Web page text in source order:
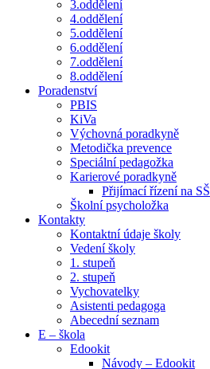
3.oddělení
4.oddělení
5.oddělení
6.oddělení
7.oddělení
8.oddělení
Poradenství
PBIS
KiVa
Výchovná poradkyně
Metodička prevence
Speciální pedagožka
Karierové poradkyně
Přijímací řízení na SŠ
Školní psycholožka
Kontakty
Kontaktní údaje školy
Vedení školy
1. stupeň
2. stupeň
Vychovatelky
Asistenti pedagoga
Abecední seznam
E – škola
Edookit
Návody – Edookit